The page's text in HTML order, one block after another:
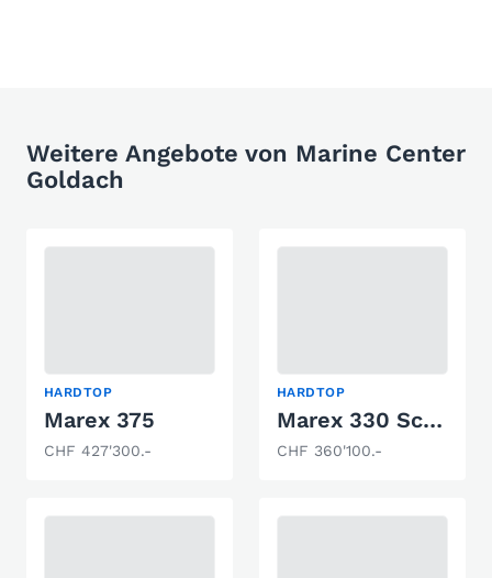
Weitere Angebote von Marine Center
Goldach
HARDTOP
Marex 375
CHF 427'300.-
HARDTOP
Marex 330 Scandinavia
CHF 360'100.-